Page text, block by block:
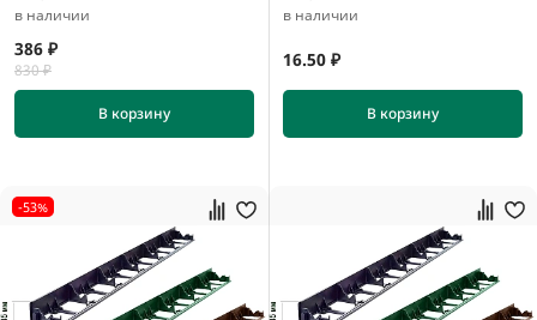
в наличии
386 ₽
830 ₽
В корзину
в наличии
16.50 ₽
В корзину
-53%